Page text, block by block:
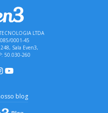
LTDA
0001-45
Sala Even3,
50.030-260
blog